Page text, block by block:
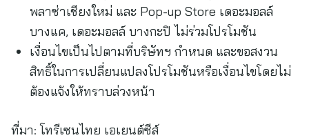
พลาซ่าเชียงใหม่ และ Pop-up Store เดอะมอลล์
บางแค, เดอะมอลล์ บางกะปิ ไม่ร่วมโปรโมชัน
เงื่อนไขเป็นไปตามที่บริษัทฯ กำหนด และขอสงวน
สิทธิ์ในการเปลี่ยนแปลงโปรโมชันหรือเงื่อนไขโดยไม่
ต้องแจ้งให้ทราบล่วงหน้า
ที่มา: โทรีเซนไทย เอเยนต์ซีส์